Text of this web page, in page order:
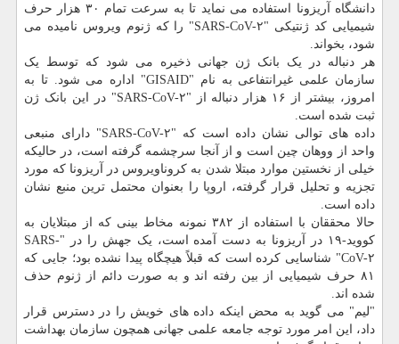
دانشگاه آریزونا استفاده می نماید تا به سرعت تمام ۳۰ هزار حرف
شیمیایی کد ژنتیکی "SARS-CoV-۲" را که ژنوم ویروس نامیده می
شود، بخواند.
هر دنباله در یک بانک ژن جهانی ذخیره می شود که توسط یک
سازمان علمی غیرانتفاعی به نام "GISAID" اداره می شود. تا به
امروز، بیشتر از ۱۶ هزار دنباله از "SARS-CoV-۲" در این بانک ژن
ثبت شده است.
داده های توالی نشان داده است که "SARS-CoV-۲" دارای منبعی
واحد از ووهان چین است و از آنجا سرچشمه گرفته است، در حالیکه
خیلی از نخستین موارد مبتلا شدن به کروناویروس در آریزونا که مورد
تجزیه و تحلیل قرار گرفته، اروپا را بعنوان محتمل ترین منبع نشان
داده است.
حالا محققان با استفاده از ۳۸۲ نمونه مخاط بینی که از مبتلایان به
کووید-۱۹ در آریزونا به دست آمده است، یک جهش را در "SARS-
CoV-۲" شناسایی کرده است که قبلاً هیچگاه پیدا نشده بود؛ جایی که
۸۱ حرف شیمیایی از بین رفته اند و به صورت دائم از ژنوم حذف
شده اند.
"لیم" می گوید به محض اینکه داده های خویش را در دسترس قرار
داد، این امر مورد توجه جامعه علمی جهانی همچون سازمان بهداشت